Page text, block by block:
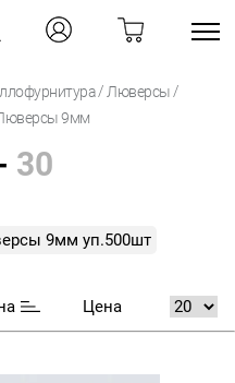
/ Люверсы /
9мм
30
9мм уп.500шт
Цена